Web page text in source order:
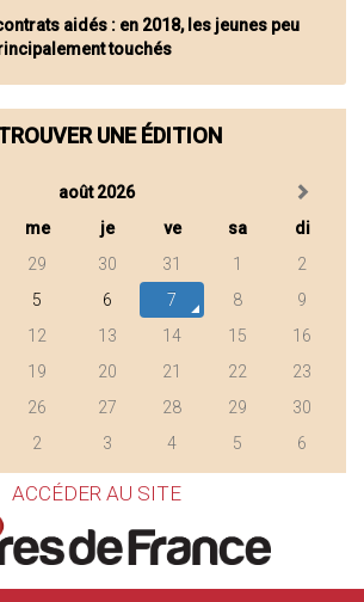
aidés : en 2018, les jeunes peu
touchés
UNE ÉDITION
août 2026
me je ve sa
di
29 30 31 1
2
5 6 7 8
9
12 13 14 15
16
19 20 21 22
23
26 27 28 29
30
2 3 4 5 6
ACCÉDER AU SITE